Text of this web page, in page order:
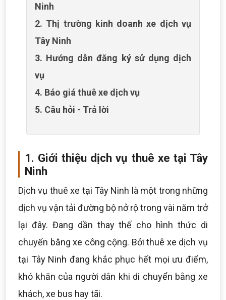
Ninh
2. Thị trường kinh doanh xe dịch vụ
Tây Ninh
3. Hướng dẫn đăng ký sử dụng dịch
vụ
4. Báo giá thuê xe dịch vụ
5. Câu hỏi - Trả lời
1. Giới thiệu dịch vụ thuê xe tại Tây
Ninh
Dịch vụ thuê xe tại Tây Ninh là một trong những
dịch vụ vận tải đường bộ nở rộ trong vài năm trở
lại đây. Đang dần thay thế cho hình thức di
chuyển bằng xe công cộng. Bởi thuê xe dịch vụ
tại Tây Ninh đang khắc phục hết mọi ưu điểm,
khó khăn của người dân khi di chuyển bằng xe
khách, xe bus hay tãi.